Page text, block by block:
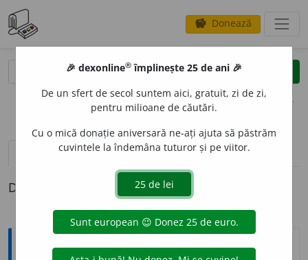
savings Donează
clear
opțiuni
definiții (1)
Definiția cu ID-ul 427468:
Arhaisme și regionalisme
🎉 dexonline® împlinește 25 de ani 🎉
De un sfert de secol suntem aici, gratuit, zi de zi,
pentru milioane de căutări.
Cu o mică donație aniversară ne-ați ajuta să păstrăm
cuvintele la îndemâna tuturor și pe viitor.